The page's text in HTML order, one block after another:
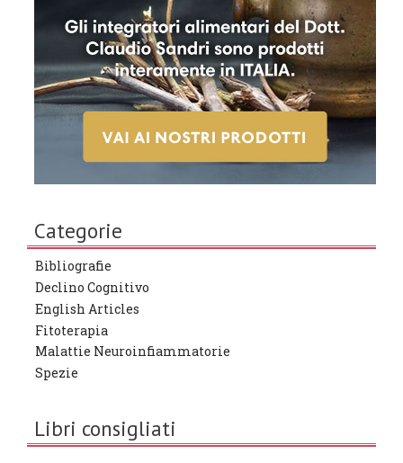
Categorie
Bibliografie
Declino Cognitivo
English Articles
Fitoterapia
Malattie Neuroinfiammatorie
Spezie
Libri consigliati